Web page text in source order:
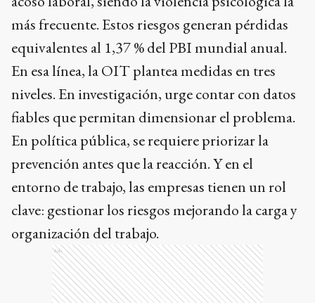
más frecuente. Estos riesgos generan pérdidas
equivalentes al 1,37 % del PBI mundial anual.
En esa línea, la OIT plantea medidas en tres
niveles. En investigación, urge contar con datos
fiables que permitan dimensionar el problema.
En política pública, se requiere priorizar la
prevención antes que la reacción. Y en el
entorno de trabajo, las empresas tienen un rol
clave: gestionar los riesgos mejorando la carga y
organización del trabajo.
Ads